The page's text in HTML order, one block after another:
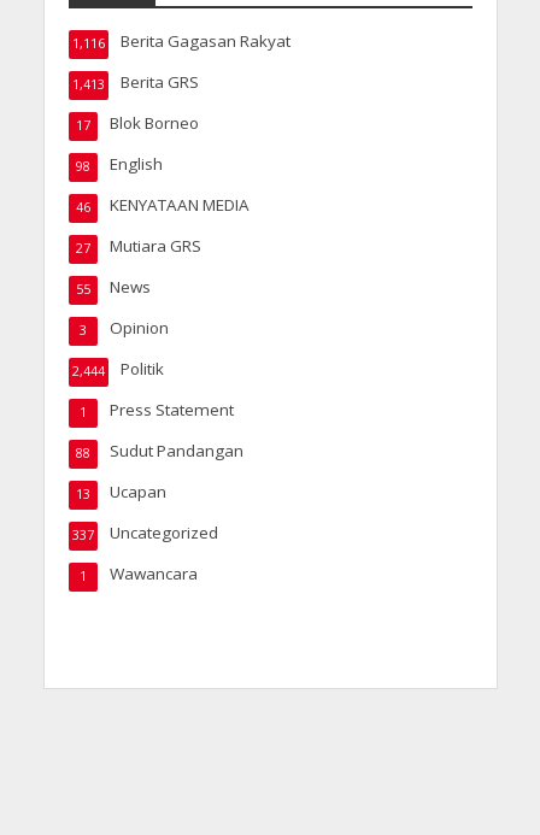
Berita Gagasan Rakyat
1,116
Berita GRS
1,413
Blok Borneo
17
English
98
KENYATAAN MEDIA
46
Mutiara GRS
27
News
55
Opinion
3
Politik
2,444
Press Statement
1
Sudut Pandangan
88
Ucapan
13
Uncategorized
337
Wawancara
1